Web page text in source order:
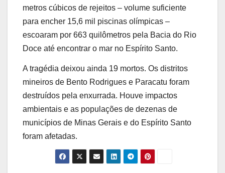
metros cúbicos de rejeitos – volume suficiente
para encher 15,6 mil piscinas olímpicas –
escoaram por 663 quilômetros pela Bacia do Rio
Doce até encontrar o mar no Espírito Santo.
A tragédia deixou ainda 19 mortos. Os distritos
mineiros de Bento Rodrigues e Paracatu foram
destruídos pela enxurrada. Houve impactos
ambientais e as populações de dezenas de
municípios de Minas Gerais e do Espírito Santo
foram afetadas.